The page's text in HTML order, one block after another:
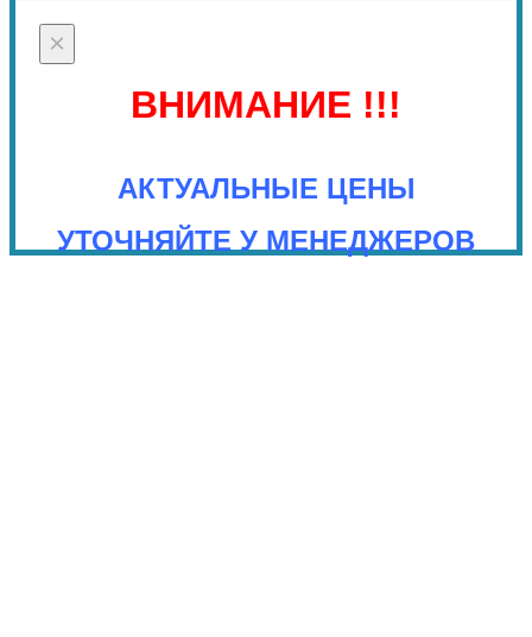
×
ВНИМАНИЕ !!!
АКТУАЛЬНЫЕ ЦЕНЫ
УТОЧНЯЙТЕ У МЕНЕДЖЕРОВ